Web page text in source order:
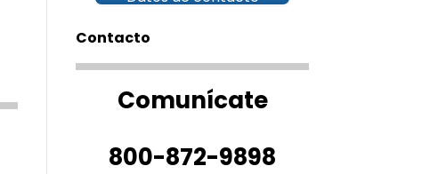
Contacto
Comunícate
800-872-9898